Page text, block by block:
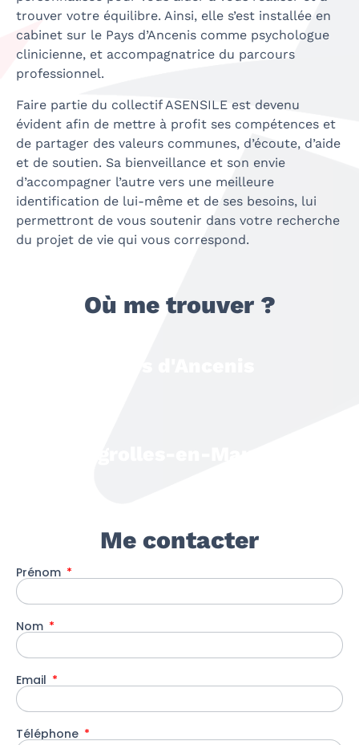
trouver votre équilibre. Ainsi, elle s’est installée en
cabinet sur le Pays d’Ancenis comme psychologue
clinicienne, et accompagnatrice du parcours
professionnel.
Faire partie du collectif ASENSILE est devenu
évident afin de mettre à profit ses compétences et
de partager des valeurs communes, d’écoute, d’aide
et de soutien. Sa bienveillance et son envie
d’accompagner l’autre vers une meilleure
identification de lui-même et de ses besoins, lui
permettront de vous soutenir dans votre recherche
du projet de vie qui vous correspond.
Où me trouver ?
Me contacter
Prénom
Nom
Email
Téléphone